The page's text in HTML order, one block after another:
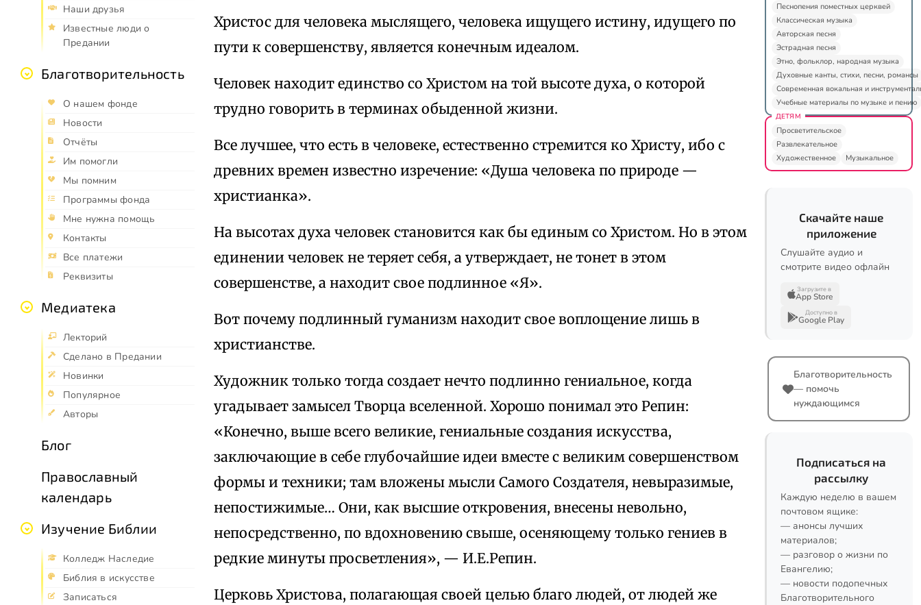
Наши друзья
Известные люди о
Предании
Благотворительность
О нашем фонде
Новости
Отчёты
Им помогли
Мы помним
Программы фонда
Мне нужна помощь
Контакты
Все платежи
Реквизиты
Медиатека
Лекторий
Сделано в Предании
Новинки
Популярное
Авторы
Блог
Православный
календарь
Изучение Библии
Колледж Наследие
Библия в искусстве
Записаться
Христос для человека мыслящего, человека ищущего истину, идущего по
пути к совершенству, является конечным идеалом.
Человек находит единство со Христом на той высоте духа, о которой
трудно говорить в терминах обыденной жизни.
Все лучшее, что есть в человеке, естественно стремится ко Христу, ибо с
древних времен известно изречение: «Душа человека по природе —
христианка».
На высотах духа человек становится как бы единым со Христом. Но в этом
единении человек не теряет себя, а утверждает, не тонет в этом
совершенстве, а находит свое подлинное «Я».
Вот почему подлинный гуманизм находит свое воплощение лишь в
христианстве.
Художник только тогда создает нечто подлинно гениальное, когда
угадывает замысел Творца вселенной. Хорошо понимал это Репин:
«Конечно, выше всего великие, гениальные создания искусства,
заключающие в себе глубочайшие идеи вместе с великим совершенством
формы и техники; там вложены мысли Самого Создателя, невыразимые,
непостижимые… Они, как высшие откровения, внесены невольно,
непосредственно, по вдохновению свыше, осеняющему только гениев в
редкие минуты просветления», — И.Е.Репин.
Церковь Христова, полагающая своей целью благо людей, от людей же
Песнопения поместных церквей
Классическая музыка
Авторская песня
Эстрадная песня
Этно, фольклор, народная музыка
Духовные канты, стихи, песни, романсы
Современная вокальная и
Учебные материалы по музыке и пению
ДЕТЯМ
Просветительское
Развлекательное
Художественное
Музыкальное
Скачайте наше
приложение
Слушайте аудио и
смотрите видео офлайн
Загрузите в
App Store
Доступно в
Google Play
Благотворительность
— помочь
нуждающимся
Подписаться на
рассылку
Каждую неделю в вашем
почтовом ящике:
— анонсы лучших
материалов;
— разговор о жизни по
Евангелию;
— новости подопечных
Благотворительного